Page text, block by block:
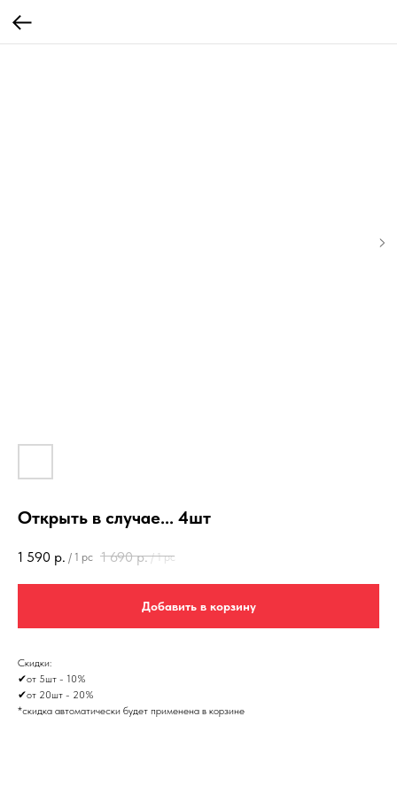
Открыть в случае... 4шт
1 590 р. / 1 pc 1 690 р. / 1 pc
Добавить в корзину
Скидки:
✔от 5шт - 10%
✔от 20шт - 20%
*скидка автоматически будет применена в корзине